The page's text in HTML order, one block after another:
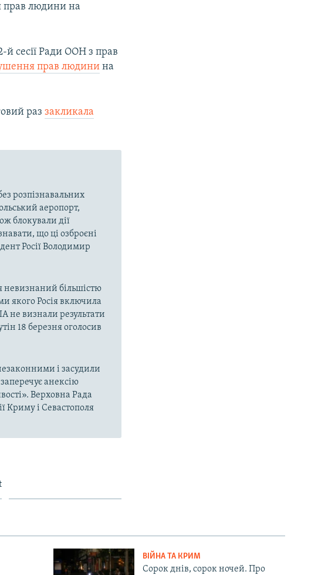
прав людини на
й сесії Ради ООН з прав
прав людини на
раззакликала
розпізнавальних
аеропорт,
блокували дії
що ці озброєні
Росії Володимир
невизнаний більшістю
якого Росія включила
не визнали результати
18 березня оголосив
і засудили
анексію
Верховна Рада
Криму і Севастополя
ВІЙНА ТА КРИМ
Сорок днів, сорок ночей. Про